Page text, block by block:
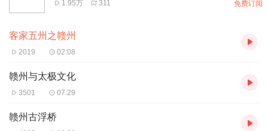
话，属客家语宁龙片）、府城话（又称
话）。赣州府地区被誉为孕育客家民系的第一块热土、客家
文化的摇篮。
1.95万 311 免费订阅
客家五州之赣州
2019 02:08
赣州与太极文化
3501 07:29
赣州古浮桥